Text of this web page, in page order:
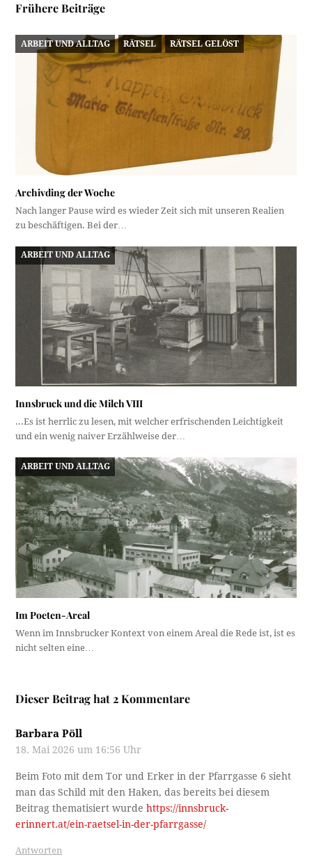
Frühere Beiträge
ARBEIT UND ALLTAG RÄTSEL RÄTSEL GELÖST
Archivding der Woche
Nach langer Pause wird es wieder Zeit sich mit unseren Realien
zu beschäftigen. Bei der…
ARBEIT UND ALLTAG
Innsbruck und die Milch VIII
...Es ist herrlic zu lesen, mit welcher erfrischenden Leichtigkeit
und ein wenig naiver Erzählweise der…
ARBEIT UND ALLTAG
Im Poeten-Areal
Wenn im Innsbrucker Kontext von einem Areal die Rede ist, ist es
nicht selten eine…
Dieser Beitrag hat 2 Kommentare
Barbara Pöll
18. Mai 2026 um 16:56 Uhr
Beim Foto mit dem Tor und Erker in der Pfarrgasse 6 sieht
man das Schild mit den Haken, das bereits bei diesem
Beitrag thematisiert wurdehttps://innsbruck-
erinnert.at/ein-raetsel-in-der-pfarrgasse/
Antworten